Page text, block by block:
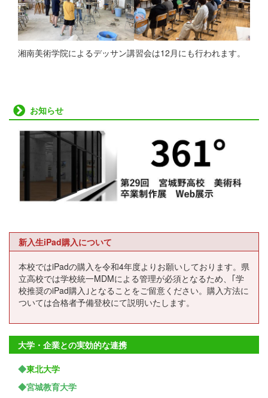
湘南美術学院によるデッサン講習会は12月にも行われます。
お知らせ
新入生iPad購入について
本校ではiPadの購入を令和4年度よりお願いしております。県
立高校では学校統一MDMによる管理が必須となるため、｢学
校推奨のiPad購入｣となることをご留意ください。購入方法に
ついては合格者予備登校にて説明いたします。
大学・企業との実効的な連携
◆東北大学
◆宮城教育大学